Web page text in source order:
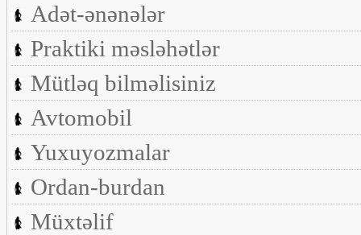
Adət-ənənələr
Praktiki məsləhətlər
Mütləq bilməlisiniz
Avtomobil
Yuxuyozmalar
Ordan-burdan
Müxtəlif